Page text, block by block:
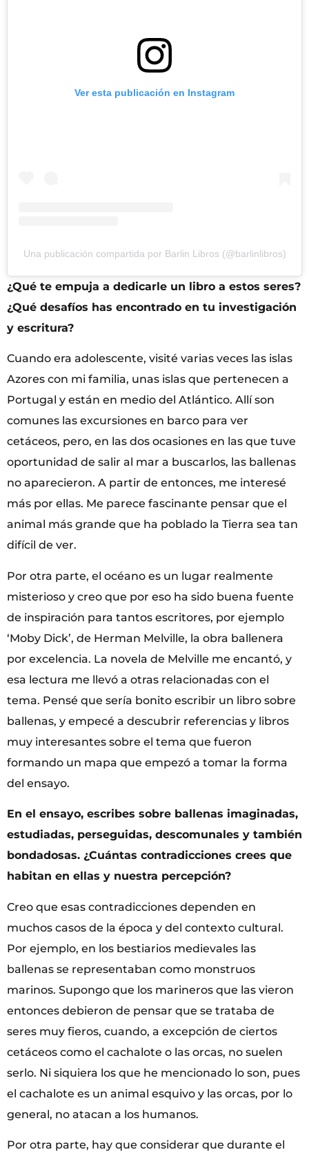
Ver esta publicación en Instagram
Una publicación compartida por Barlin Libros (@barlinlibros)
¿Qué te empuja a dedicarle un libro a estos seres?
¿Qué desafíos has encontrado en tu investigación
y escritura?
Cuando era adolescente, visité varias veces las islas
Azores con mi familia, unas islas que pertenecen a
Portugal y están en medio del Atlántico. Allí son
comunes las excursiones en barco para ver
cetáceos, pero, en las dos ocasiones en las que tuve
oportunidad de salir al mar a buscarlos, las ballenas
no aparecieron. A partir de entonces, me interesé
más por ellas. Me parece fascinante pensar que el
animal más grande que ha poblado la Tierra sea tan
difícil de ver.
Por otra parte, el océano es un lugar realmente
misterioso y creo que por eso ha sido buena fuente
de inspiración para tantos escritores, por ejemplo
‘Moby Dick’, de Herman Melville, la obra ballenera
por excelencia. La novela de Melville me encantó, y
esa lectura me llevó a otras relacionadas con el
tema. Pensé que sería bonito escribir un libro sobre
ballenas, y empecé a descubrir referencias y libros
muy interesantes sobre el tema que fueron
formando un mapa que empezó a tomar la forma
del ensayo.
En el ensayo, escribes sobre ballenas imaginadas,
estudiadas, perseguidas, descomunales y también
bondadosas. ¿Cuántas contradicciones crees que
habitan en ellas y nuestra percepción?
Creo que esas contradicciones dependen en
muchos casos de la época y del contexto cultural.
Por ejemplo, en los bestiarios medievales las
ballenas se representaban como monstruos
marinos. Supongo que los marineros que las vieron
entonces debieron de pensar que se trataba de
seres muy fieros, cuando, a excepción de ciertos
cetáceos como el cachalote o las orcas, no suelen
serlo. Ni siquiera los que he mencionado lo son, pues
el cachalote es un animal esquivo y las orcas, por lo
general, no atacan a los humanos.
Por otra parte, hay que considerar que durante el